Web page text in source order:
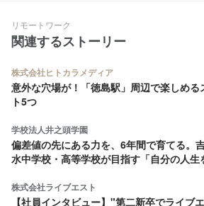
リモートワーク
関連するストーリー
株式会社ヒトカラメディア
意外な穴場が！「徳島駅」周辺で楽しめる
ト5つ
学校法人井之頭学園
偏差値の先にある力を、6年間で育てる。
水中学校・高等学校が目指す「自分の人生
株式会社ライブエスト
【社員インタビュー】"第二新卒でライブ